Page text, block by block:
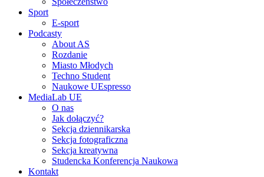
Sport
E-sport
Podcasty
About AS
Rozdanie
Miasto Młodych
Techno Student
Naukowe UEspresso
MediaLab UE
O nas
Jak dołączyć?
Sekcja dziennikarska
Sekcja fotograficzna
Sekcja kreatywna
Studencka Konferencja Naukowa
Kontakt